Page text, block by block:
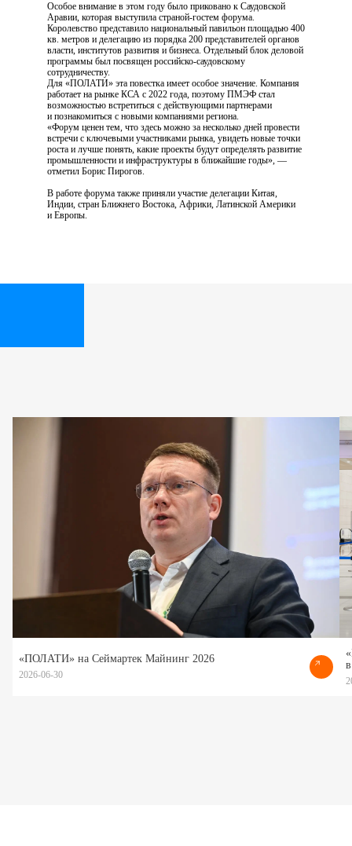
Особое внимание в этом году было приковано к Саудовской
Аравии, которая выступила страной-гостем форума.
Королевство представило национальный павильон площадью 400
кв. метров и делегацию из порядка 200 представителей органов
власти, институтов развития и бизнеса. Отдельный блок деловой
программы был посвящен российско-саудовскому
сотрудничеству.
Для «ПОЛАТИ» эта повестка имеет особое значение. Компания
работает на рынке КСА с 2022 года, поэтому ПМЭФ стал
возможностью встретиться с действующими партнерами
и познакомиться с новыми компаниями региона.
«Форум ценен тем, что здесь можно за несколько дней провести
встречи с ключевыми участниками рынка, увидеть новые точки
роста и лучше понять, какие проекты будут определять развитие
промышленности и инфраструктуры в ближайшие годы», —
отметил Борис Пирогов.
В работе форума также приняли участие делегации Китая,
Индии, стран Ближнего Востока, Африки, Латинской Америки
и Европы.
«ПОЛАТИ» на Сеймартек Майнинг 2026
2026-06-30